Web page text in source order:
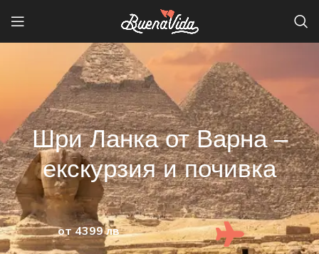
Шри Ланка от Варна –
екскурзия и почивка
от 4399 лв